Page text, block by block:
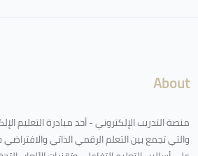
About
منصة التدريب الإلكتروني - أحد مبادرة التعليم
والتي تجمع بين التعلم الرقمي الذاتي